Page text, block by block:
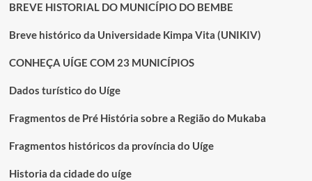
BREVE HISTORIAL DO MUNICÍPIO DO BEMBE
Breve histórico da Universidade Kimpa Vita (UNIKIV)
CONHEÇA UÍGE COM 23 MUNICÍPIOS
Dados turístico do Uíge
Fragmentos de Pré História sobre a Região do Mukaba
Fragmentos históricos da província do Uíge
Historia da cidade do uíge